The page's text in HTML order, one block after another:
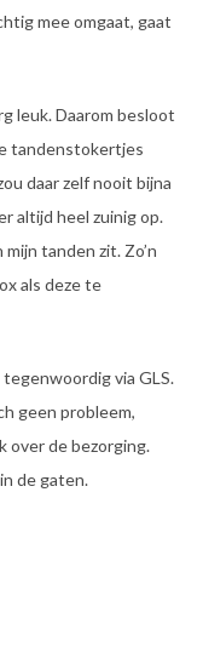
mee omgaat, gaat
leuk. Daarom besloot
tandenstokertjes
daar zelf nooit bijna
altijd heel zuinig op.
tanden zit. Zo’n
als deze te
via GLS.
geen probleem,
over de bezorging.
de gaten.